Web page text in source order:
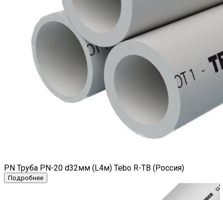
PN Труба PN-20 d32мм (L4м) Tebo R-TB (Россия)